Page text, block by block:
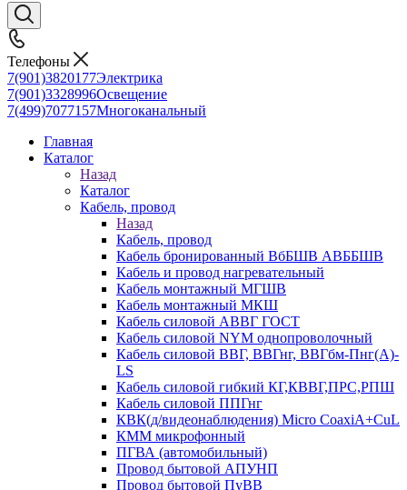
Телефоны
7(901)3820177Электрика
7(901)3328996Освещение
7(499)7077157Многоканальный
Главная
Каталог
Назад
Каталог
Кабель, провод
Назад
Кабель, провод
Кабель бронированный ВбБШВ АВББШВ
Кабель и провод нагревательный
Кабель монтажный МГШВ
Кабель монтажный МКШ
Кабель силовой АВВГ ГОСТ
Кабель силовой NYM однопроволочный
Кабель силовой ВВГ, ВВГнг, ВВГбм-Пнг(А)-
LS
Кабель силовой гибкий КГ,КВВГ,ПРС,РПШ
Кабель силовой ППГнг
КВК(д/видеонаблюдения) Micro CoaxiA+CuL
КММ микрофонный
ПГВА (автомобильный)
Провод бытовой АПУНП
Провод бытовой ПуВВ